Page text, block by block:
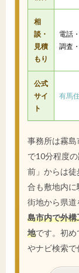
相
談・
見積
もり
電話
調査
公式
サイ
ト
有馬
事務所は霧島
で10分程度
前」からは
合も敷地内
街地から県道
島市内で外
地です。初め
やナビ検索で